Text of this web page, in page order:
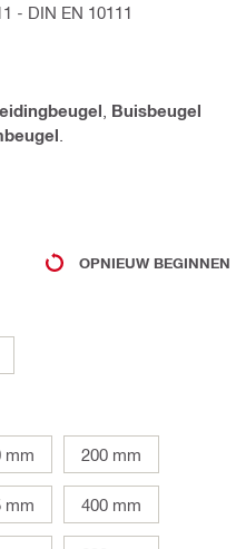
- DIN EN 10111
Buisbeugel
OPNIEUW BEGINNEN
mm 200 mm
mm 400 mm